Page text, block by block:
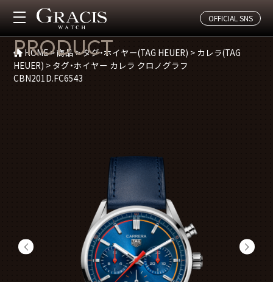
OFFICIAL SNS
商品紹介
PRODUCT
HOME>商品>タグ・ホイヤー(TAG HEUER) > カレラ(TAG
HEUER) > タグ・ホイヤー カレラ クロノグラフ
CBN201D.FC6543